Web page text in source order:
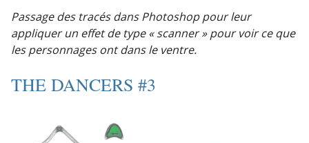
Passage des tracés dans Photoshop pour leur
appliquer un effet de type « scanner » pour voir ce que
les personnages ont dans le ventre.
THE DANCERS #3